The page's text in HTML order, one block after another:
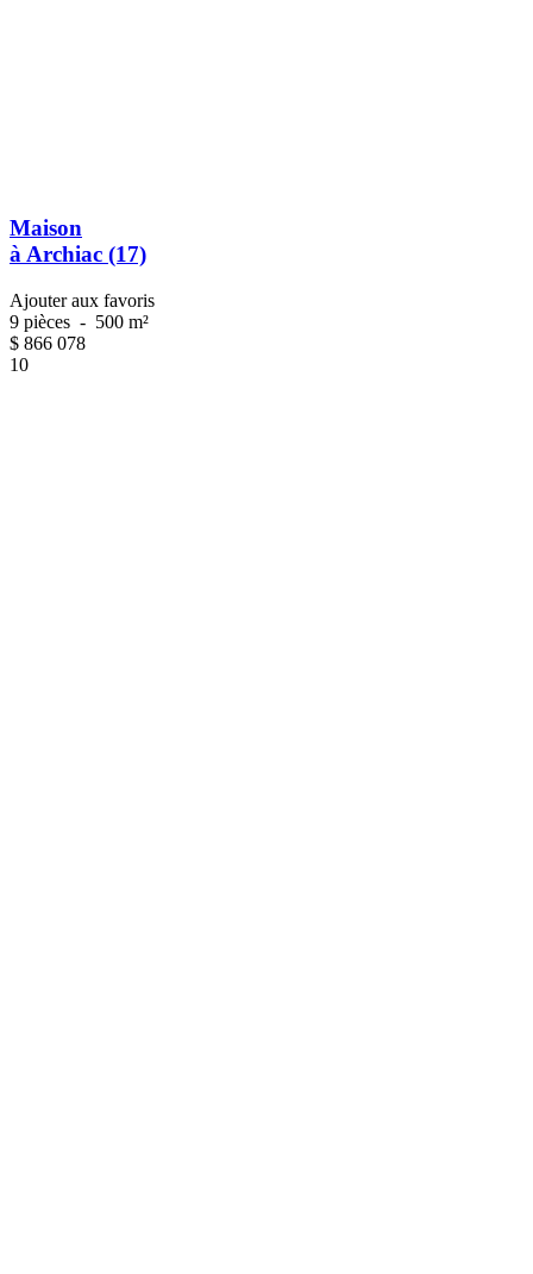
Maison
à Archiac (17)
Ajouter aux favoris
9 pièces - 500 m²
$ 866 078
10